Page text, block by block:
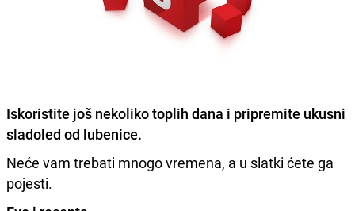
Iskoristite još nekoliko toplih dana i pripremite ukusni
sladoled od lubenice.
Neće vam trebati mnogo vremena, a u slatki ćete ga
pojesti.